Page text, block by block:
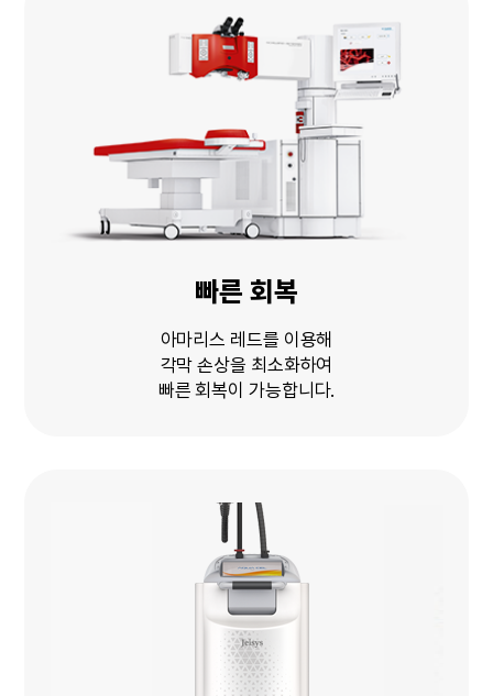
빠른 회복
아마리스 레드를 이용해
각막 손상을 최소화하여
빠른 회복이 가능합니다.